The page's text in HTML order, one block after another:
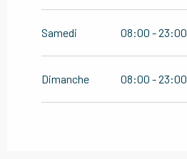
Samedi 08:00 - 23:00
Dimanche 08:00 - 23:00